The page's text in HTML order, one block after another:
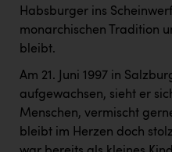
Habsburger ins
monarchischen Tradition
bleibt.
Am 21. Juni 1997 in
aufgewachsen, sieht er
Menschen, vermischt
bleibt im Herzen doch